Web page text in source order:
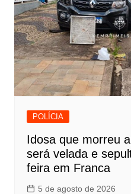
POLÍCIA
Idosa que morreu
será velada e
feira em Franca
5 de agosto de 2026